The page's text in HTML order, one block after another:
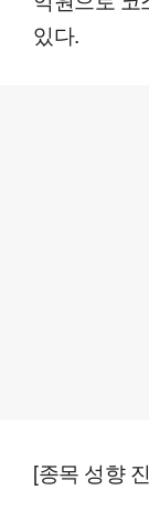
있다.
[종목 성향